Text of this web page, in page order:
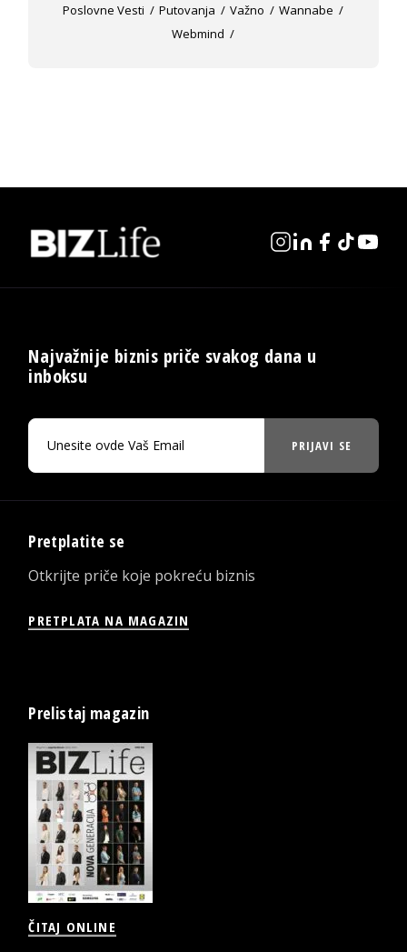
Poslovne Vesti
Putovanja Važno
Wannabe
Webmind
Najvažnije biznis priče svakog dana u
inboksu
PRIJAVI SE
Pretplatite se
Otkrijte priče koje pokreću biznis
PRETPLATA NA MAGAZIN
Prelistaj magazin
ČITAJ ONLINE